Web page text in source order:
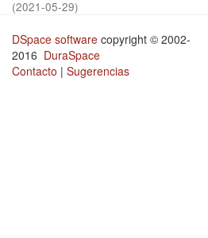
(2021-05-29)
DSpace software copyright © 2002-
2016 DuraSpace
Contacto | Sugerencias